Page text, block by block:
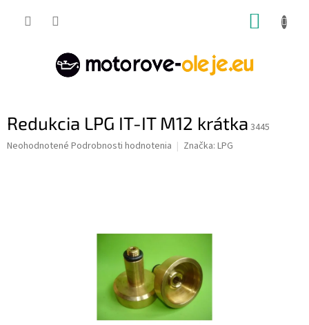
Redukcia LPG IT-IT M12 krátka 3445
Priemerné
Neohodnotené Podrobnosti hodnotenia Značka: LPG